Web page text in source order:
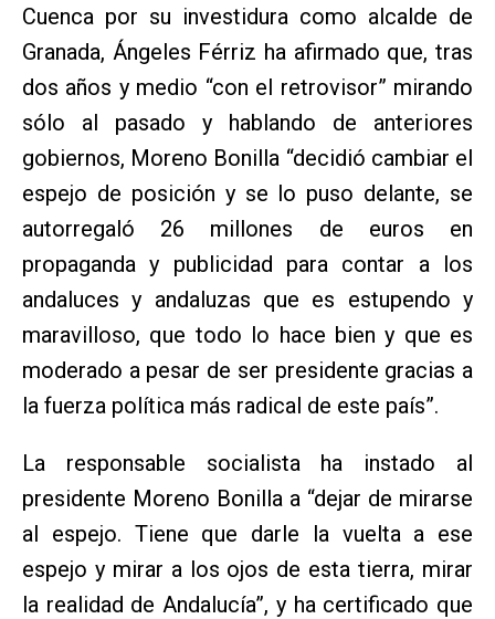
Cuenca por su investidura como alcalde de
Granada, Ángeles Férriz ha afirmado que, tras
dos años y medio “con el retrovisor” mirando
sólo al pasado y hablando de anteriores
gobiernos, Moreno Bonilla “decidió cambiar el
espejo de posición y se lo puso delante, se
autorregaló 26 millones de euros en
propaganda y publicidad para contar a los
andaluces y andaluzas que es estupendo y
maravilloso, que todo lo hace bien y que es
moderado a pesar de ser presidente gracias a
la fuerza política más radical de este país”.
La responsable socialista ha instado al
presidente Moreno Bonilla a “dejar de mirarse
al espejo. Tiene que darle la vuelta a ese
espejo y mirar a los ojos de esta tierra, mirar
la realidad de Andalucía”, y ha certificado que